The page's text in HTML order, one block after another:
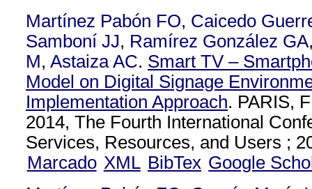
Martínez Pabón FO, Caicedo
Samboní JJ, Ramírez González GA
M, Astaiza AC. Smart TV –
Model on Digital Signage
Implementation Approach. PARIS,
2014, The Fourth International
Services, Resources, and Users ;
Marcado XML BibTex Google